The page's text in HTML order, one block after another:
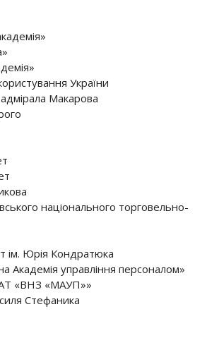
України
Макарова
національного торговельно-
ім. Юрія Кондратюка
управління персоналом»
«ВНЗ «МАУП»»
Стефаника